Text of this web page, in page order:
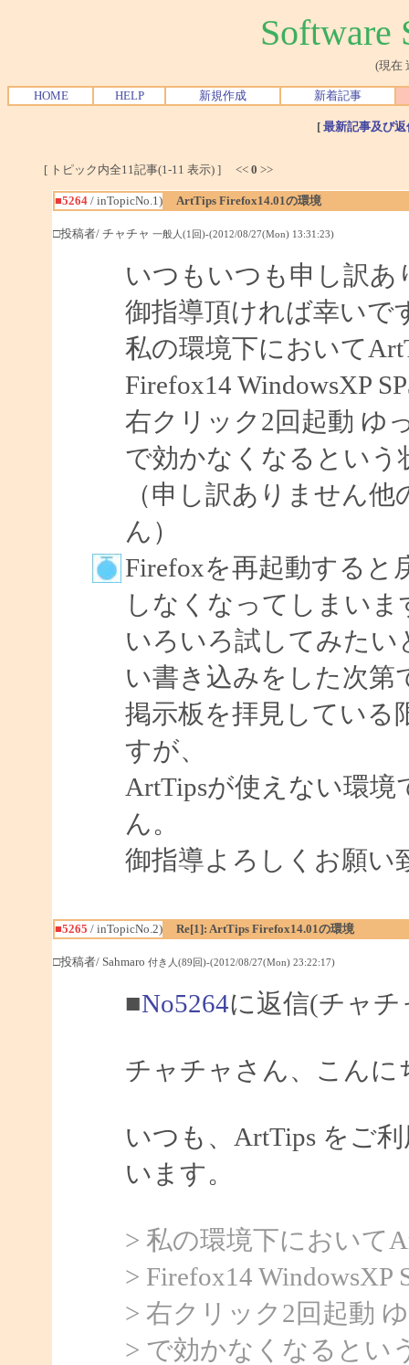
Software
(現在
HOME HELP 新規作成 新着記事
[ 最新記事及び
[ トピック内全11記事(1-11 表示) ] << 0 >>
■5264/ inTopicNo.1) ArtTips Firefox14.01の環境
□投稿者/ チャチャ 一般人(1回)-(2012/08/27(Mon) 13:31:23)
いつもいつも申し訳あ
御指導頂ければ幸いで
私の環境下において
Firefox14 WindowsXP
右クリック2回起動 ゆ
で効かなくなるという
（申し訳ありません
ん）
Firefoxを再起動すると
しなくなってしまいま
いろいろ試してみた
い書き込みをした次第
掲示板を拝見している
すが、
ArtTipsが使えない環
ん。
御指導よろしくお願い
■5265 / inTopicNo.2) Re[1]: ArtTips Firefox14.01の環境
□投稿者/ Sahmaro 付き人(89回)-(2012/08/27(Mon) 23:22:17)
■No5264に返信(チャ
チャチャさん、こんに
いつも、ArtTips をご
います。
> 私の環境下において
> Firefox14 WindowsXP
> 右クリック2回起動
> で効かなくなるとい